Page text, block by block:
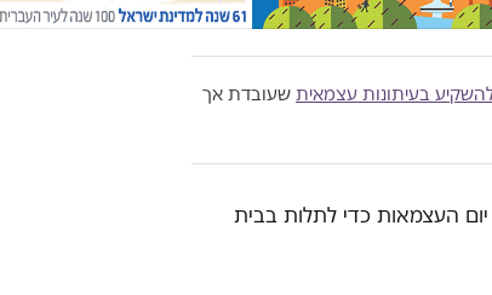
בעיתונות עצמאית שעובדת אך
העצמאות כדי לתלות בבית